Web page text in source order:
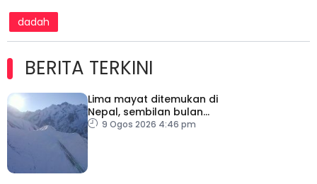
dadah
BERITA TERKINI
Lima mayat ditemukan di
Nepal, sembilan bulan
selepas runtuhan salji
9 Ogos 2026 4:46 pm